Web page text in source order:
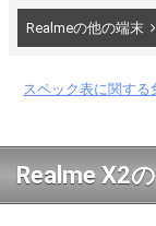
Realmeの他の端末
スペック表に関する
Realme X2